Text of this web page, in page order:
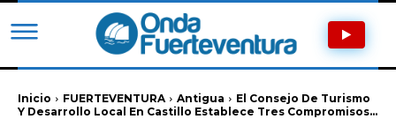
Inicio FUERTEVENTURA Antigua
El Consejo De Turismo
Y Desarrollo Local En Castillo Establece Tres Compromisos...